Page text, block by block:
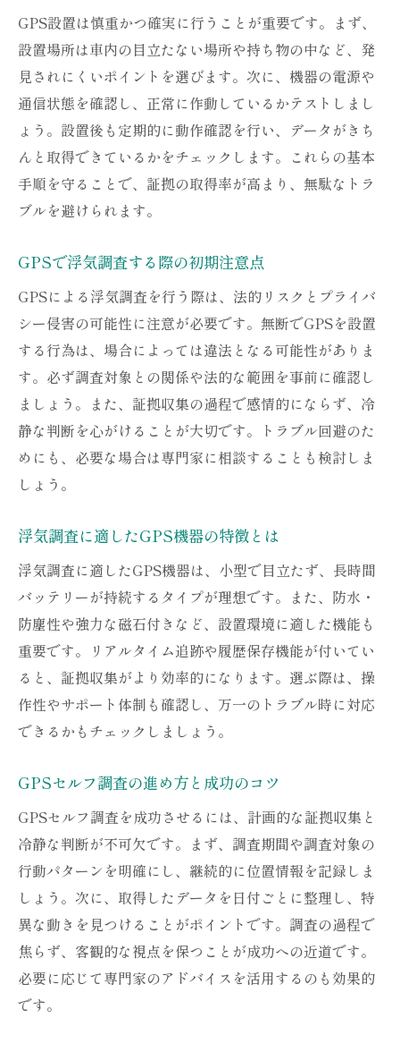
リアルタイムGPSを活用した効率的な証拠
集め
GPSで位置情報を記録する具体的な方法
浮気調査でGPSを使うベストなタイミング
GPSデータから浮気行動を見抜くポイント
リアルタイム追跡で気をつけたい注意点
GPS証拠を有効活用する記録術
浮気調査で失敗しないGPS設置場所ガイド
GPS設置場所選びで失敗しないための基本
車へのGPS設置時に注意すべきポイント
バレにくいGPS設置の工夫とアイデア
GPS設置時に気をつけたい法的観点
GPS設置後の確認とセルフ点検方法
GPS利用時に知っておきたい法律のポイント
GPS浮気調査が違法になるケースの解説
浮気調査でのGPS利用可能な範囲を知る
トラブル回避のための法律知識を整理
GPS利用前に確認したい法的リスク
GPSで浮気調査を成功させるための秘訣
GPS浮気調査を成功に導く計画的な進め方
セルフ調査の達人が実践するGPS活用術
浮気調査で信頼できる証拠を残すポイント
調査後の対応と心構えを整えるコツ
GPS設置は慎重かつ確実に行うことが重要です。まず、
設置場所は車内の目立たない場所や持ち物の中など、発
見されにくいポイントを選びます。次に、機器の電源や
通信状態を確認し、正常に作動しているかテストしまし
ょう。設置後も定期的に動作確認を行い、データがきち
んと取得できているかをチェックします。これらの基本
手順を守ることで、証拠の取得率が高まり、無駄なトラ
ブルを避けられます。
GPSで浮気調査する際の初期注意点
GPSによる浮気調査を行う際は、法的リスクとプライバ
シー侵害の可能性に注意が必要です。無断でGPSを設置
する行為は、場合によっては違法となる可能性がありま
す。必ず調査対象との関係や法的な範囲を事前に確認し
ましょう。また、証拠収集の過程で感情的にならず、冷
静な判断を心がけることが大切です。トラブル回避のた
めにも、必要な場合は専門家に相談することも検討しま
しょう。
浮気調査に適したGPS機器の特徴とは
浮気調査に適したGPS機器は、小型で目立たず、長時間
バッテリーが持続するタイプが理想です。また、防水・
防塵性や強力な磁石付きなど、設置環境に適した機能も
重要です。リアルタイム追跡や履歴保存機能が付いてい
ると、証拠収集がより効率的になります。選ぶ際は、操
作性やサポート体制も確認し、万一のトラブル時に対応
できるかもチェックしましょう。
GPSセルフ調査の進め方と成功のコツ
GPSセルフ調査を成功させるには、計画的な証拠収集と
冷静な判断が不可欠です。まず、調査期間や調査対象の
行動パターンを明確にし、継続的に位置情報を記録しま
しょう。次に、取得したデータを日付ごとに整理し、特
異な動きを見つけることがポイントです。調査の過程で
焦らず、客観的な視点を保つことが成功への近道です。
必要に応じて専門家のアドバイスを活用するのも効果的
です。